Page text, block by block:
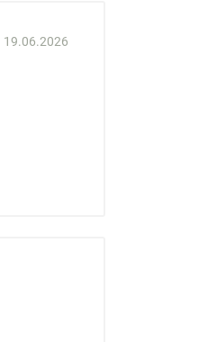
19.06.2026